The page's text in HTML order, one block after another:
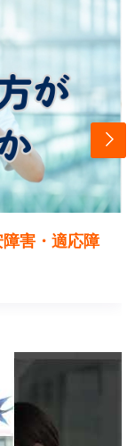
害・適応障